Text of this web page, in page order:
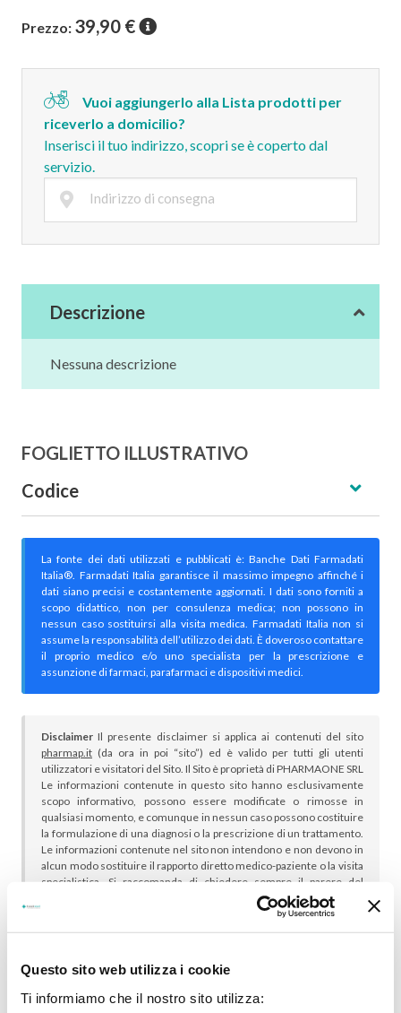
Questo sito web utilizza i cookie
Ti informiamo che il nostro sito utilizza:
Prezzo: 39,90 €
Vuoi aggiungerlo alla Lista prodotti per
riceverlo a domicilio?
Inserisci il tuo indirizzo, scopri se è coperto dal
servizio.
Descrizione
Nessuna descrizione
FOGLIETTO ILLUSTRATIVO
Codice
La fonte dei dati utilizzati e pubblicati è: Banche Dati Farmadati
Italia®. Farmadati Italia garantisce il massimo impegno affinché i
dati siano precisi e costantemente aggiornati. I dati sono forniti a
scopo didattico, non per consulenza medica; non possono in
nessun caso sostituirsi alla visita medica. Farmadati Italia non si
assume la responsabilità dell’utilizzo dei dati. È doveroso contattare
il proprio medico e/o uno specialista per la prescrizione e
assunzione di farmaci, parafarmaci e dispositivi medici.
Disclaimer Il presente disclaimer si applica ai contenuti del sito
pharmap.it (da ora in poi “sito”) ed è valido per tutti gli utenti
utilizzatori e visitatori del Sito. Il Sito è proprietà di PHARMAONE SRL
Le informazioni contenute in questo sito hanno esclusivamente
scopo informativo, possono essere modificate o rimosse in
qualsiasi momento, e comunque in nessun caso possono costituire
la formulazione di una diagnosi o la prescrizione di un trattamento.
Le informazioni contenute nel sito non intendono e non devono in
alcun modo sostituire il rapporto diretto medico-paziente o la visita
specialistica. Si raccomanda di chiedere sempre il parere del
proprio medico curante e/o di specialisti riguardo qualsiasi
indicazione riportata. Se si hanno dubbi o quesiti sull’uso di un
medicinale è necessario consultare il proprio medico.